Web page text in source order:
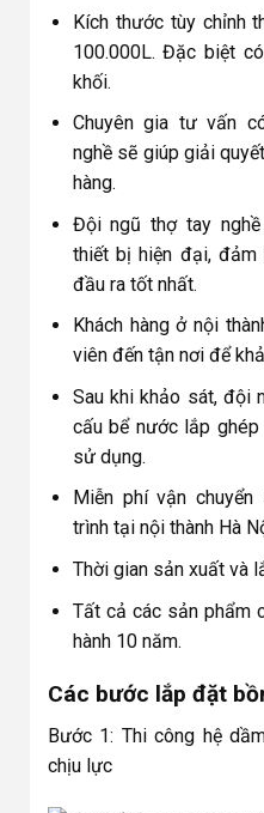
Kích thước tùy chỉnh
100.000L. Đặc biệt
khối.
Chuyên gia tư vấn
nghề sẽ giúp giải
hàng.
Đội ngũ thợ tay
thiết bị hiện đại,
đầu ra tốt nhất.
Khách hàng ở nội
viên đến tận nơi để
Sau khi khảo sát, đội
cấu bể nước lắp
sử dụng.
Miễn phí vận
trình tại nội thành Hà
Thời gian sản xuất và
Tất cả các sản phẩm
hành 10 năm.
Các bước lắp đặt
Bước 1: Thi công hệ
chịu lực